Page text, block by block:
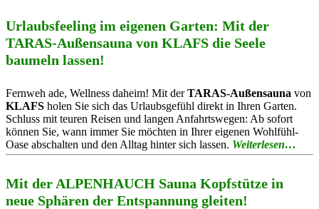
Urlaubsfeeling im eigenen Garten: Mit der
TARAS-Außensauna von KLAFS die Seele
baumeln lassen!
Fernweh ade, Wellness daheim! Mit derTARAS-Außensauna von
KLAFS holen Sie sich das Urlaubsgefühl direkt in Ihren Garten.
Schluss mit teuren Reisen und langen Anfahrtswegen: Ab sofort
können Sie, wann immer Sie möchten in Ihrer eigenen Wohlfühl-
Oase abschalten und den Alltag hinter sich lassen. Weiterlesen…
Mit der ALPENHAUCH Sauna Kopfstütze in
neue Sphären der Entspannung gleiten!